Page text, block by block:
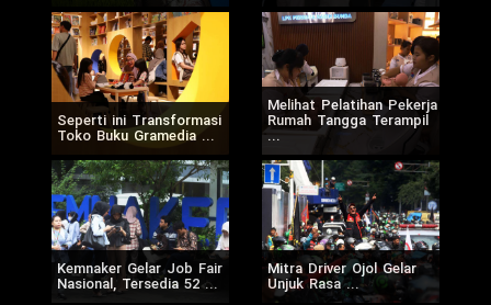
Seperti ini Transformasi
Toko Buku Gramedia ...
Melihat Pelatihan Pekerja
Rumah Tangga Terampil
...
Kemnaker Gelar Job Fair
Nasional, Tersedia 52 ...
Mitra Driver Ojol Gelar
Unjuk Rasa ...